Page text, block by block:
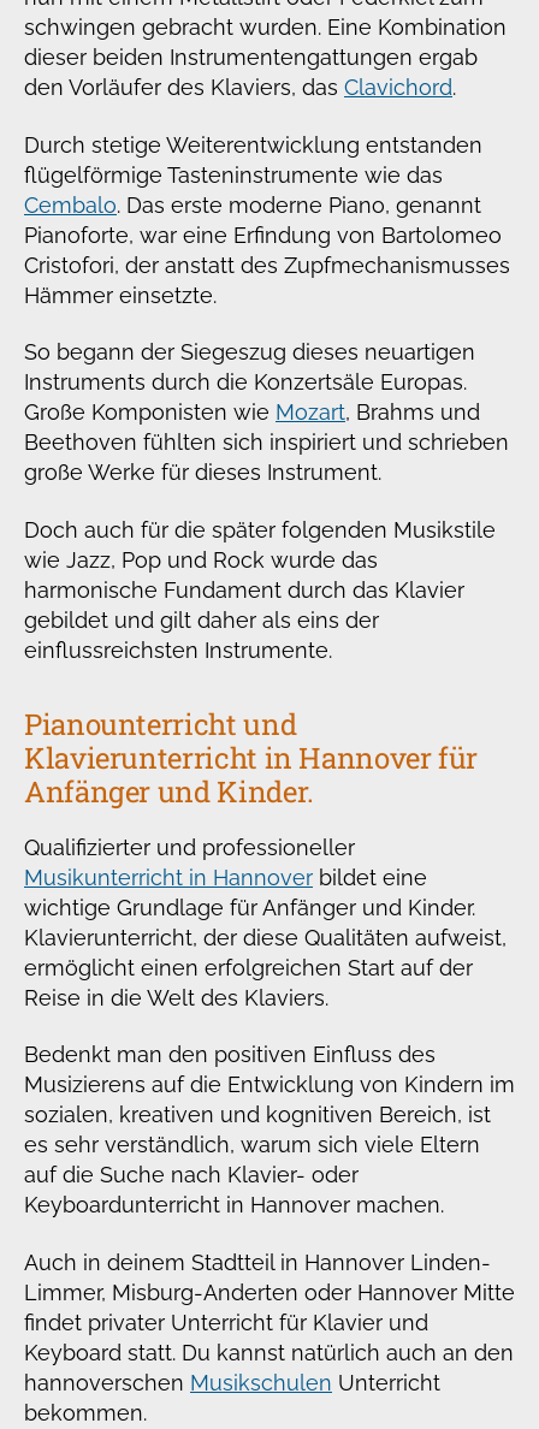
schwingen gebracht wurden. Eine Kombination
dieser beiden Instrumentengattungen ergab
den Vorläufer des Klaviers, das Clavichord.
Durch stetige Weiterentwicklung entstanden
flügelförmige Tasteninstrumente wie das
Cembalo. Das erste moderne Piano, genannt
Pianoforte, war eine Erfindung von Bartolomeo
Cristofori, der anstatt des Zupfmechanismusses
Hämmer einsetzte.
So begann der Siegeszug dieses neuartigen
Instruments durch die Konzertsäle Europas.
Große Komponisten wie Mozart, Brahms und
Beethoven fühlten sich inspiriert und schrieben
große Werke für dieses Instrument.
Doch auch für die später folgenden Musikstile
wie Jazz, Pop und Rock wurde das
harmonische Fundament durch das Klavier
gebildet und gilt daher als eins der
einflussreichsten Instrumente.
Pianounterricht und
Klavierunterricht in Hannover für
Anfänger und Kinder.
Qualifizierter und professioneller
Musikunterricht in Hannover bildet eine
wichtige Grundlage für Anfänger und Kinder.
Klavierunterricht, der diese Qualitäten aufweist,
ermöglicht einen erfolgreichen Start auf der
Reise in die Welt des Klaviers.
Bedenkt man den positiven Einfluss des
Musizierens auf die Entwicklung von Kindern im
sozialen, kreativen und kognitiven Bereich, ist
es sehr verständlich, warum sich viele Eltern
auf die Suche nach Klavier- oder
Keyboardunterricht in Hannover machen.
Auch in deinem Stadtteil in Hannover Linden-
Limmer, Misburg-Anderten oder Hannover Mitte
findet privater Unterricht für Klavier und
Keyboard statt. Du kannst natürlich auch an den
hannoverschen Musikschulen Unterricht
bekommen.